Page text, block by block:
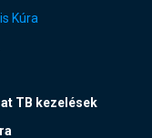
Kúra
TB kezelések